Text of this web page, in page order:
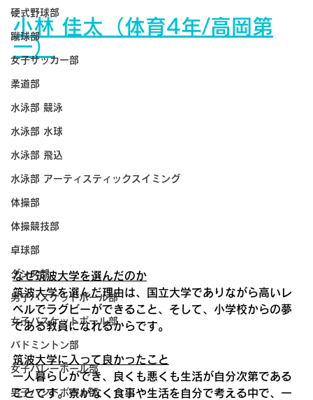
硬式野球部
蹴球部
女子サッカー部
柔道部
水泳部 競泳
水泳部 水球
水泳部 飛込
水泳部 アーティスティックスイミング
体操部
体操競技部
卓球部
ダンス部
男子バスケットボール部
女子バスケットボール部
バドミントン部
女子バレーボール部
男子ハンドボール部
小林 佳太（体育4年/高岡第
一）
なぜ筑波大学を選んだのか
筑波大学を選んだ理由は、国立大学でありながら高いレ
ベルでラグビーができること、そして、小学校からの夢
である教員になれるからです。
筑波大学に入って良かったこと
一人暮らしができ、良くも悪くも生活が自分次第である
ことです。寮がなく食事や生活を自分で考える中で、一